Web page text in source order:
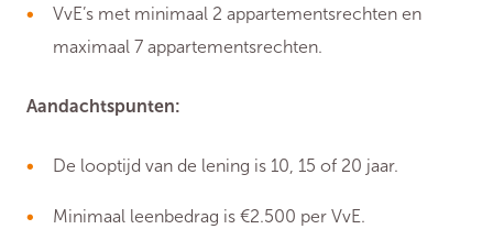
VvE’s met minimaal 2 appartementsrechten en
maximaal 7 appartementsrechten.
Aandachtspunten:
De looptijd van de lening is 10, 15 of 20 jaar.
Minimaal leenbedrag is €2.500 per VvE.